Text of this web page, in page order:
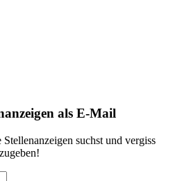
als E-Mail
suchst und vergiss